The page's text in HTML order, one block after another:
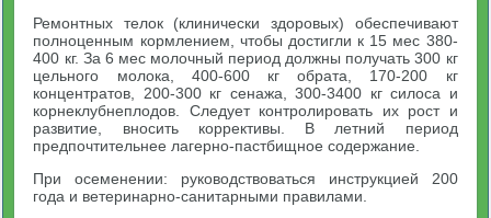
Ремонтных телок (клинически здоровых) обеспечивают
полноценным кормлением, чтобы достигли к 15 мес 380-
400 кг. За 6 мес молочный период должны получать 300 кг
цельного молока, 400-600 кг обрата, 170-200 кг
концентратов, 200-300 кг сенажа, 300-3400 кг силоса и
корнеклубнеплодов. Следует контролировать их рост и
развитие, вносить коррективы. В летний период
предпочтительнее лагерно-пастбищное содержание.
При осеменении: руководствоваться инструкцией 200
года и ветеринарно-санитарными правилами.